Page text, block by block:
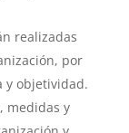
realizadas
por
y objetividad.
medidas y